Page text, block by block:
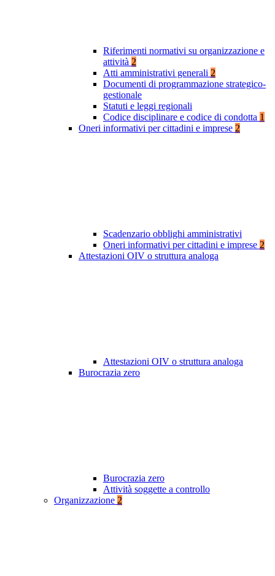
Riferimenti normativi su organizzazione e
attività 2
Atti amministrativi generali 2
Documenti di programmazione strategico-
gestionale
Statuti e leggi regionali
Codice disciplinare e codice di condotta 1
Oneri informativi per cittadini e imprese 2
Scadenzario obblighi amministrativi
Oneri informativi per cittadini e imprese 2
Attestazioni OIV o struttura analoga
Attestazioni OIV o struttura analoga
Burocrazia zero
Burocrazia zero
Attività soggette a controllo
Organizzazione 2